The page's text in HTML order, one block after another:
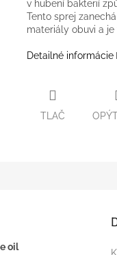
v hubení bakterií
Tento sprej
materiály obuvi a je
Detailné informácie
TLAČ
oil